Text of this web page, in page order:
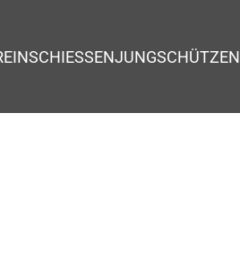
SCHIESSENJUNGSCHÜTZEN